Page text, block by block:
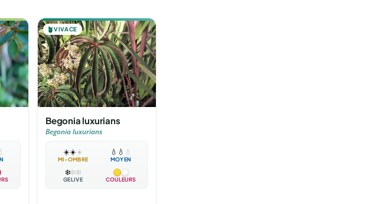
🪴VIVACE
Begonia luxurians
Begonia luxurians
☀️☀️☀️
MI-OMBRE
💧 💧 💧
MOYEN
❄️❄️❄️
GÉLIVE COULEURS